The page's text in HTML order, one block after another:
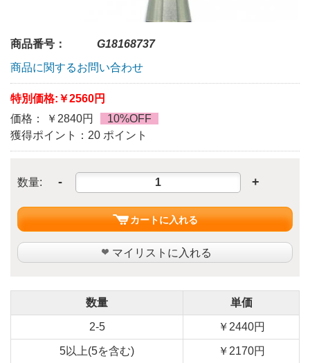
商品番号：
G18168737
商品に関するお問い合わせ
特別価格: ￥2560円
価格： ￥2840円
10%OFF
獲得ポイント：20 ポイント
数量: - +
カートに入れる
マイリストに入れる
数量 単価
2-5 ￥2440円
5以上(5を含む) ￥2170円